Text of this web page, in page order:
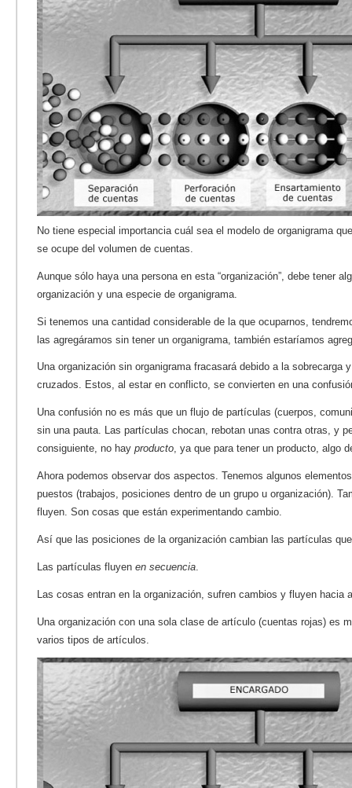
No tiene especial importancia cuál sea el modelo de organigrama
se ocupe del volumen de cuentas.
Aunque sólo haya una persona en esta “organización”, debe tener
organización y una especie de organigrama.
Si tenemos una cantidad considerable de la que ocuparnos,
las agregáramos sin tener un organigrama, también estaríamos
Una organización sin organigrama fracasará debido a la sobrecarga
cruzados. Estos, al estar en conflicto, se convierten en una
Una confusión no es más que un flujo de partículas (cuerpos,
sin una pauta. Las partículas chocan, rebotan unas contra otras, y
consiguiente, no hay producto, ya que para tener un producto, algo
Ahora podemos observar dos aspectos. Tenemos algunos
puestos (trabajos, posiciones dentro de un grupo u organización).
fluyen. Son cosas que están experimentando cambio.
Así que las posiciones de la organización cambian las partículas
Las partículas fluyen en secuencia
Las cosas entran en la organización, sufren cambios y fluyen hacia
Una organización con una sola clase de artículo (cuentas rojas) es
varios tipos de artículos.